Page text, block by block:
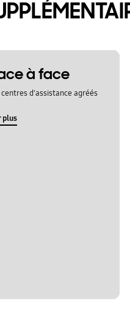
à face
d'assistance agréés
plus